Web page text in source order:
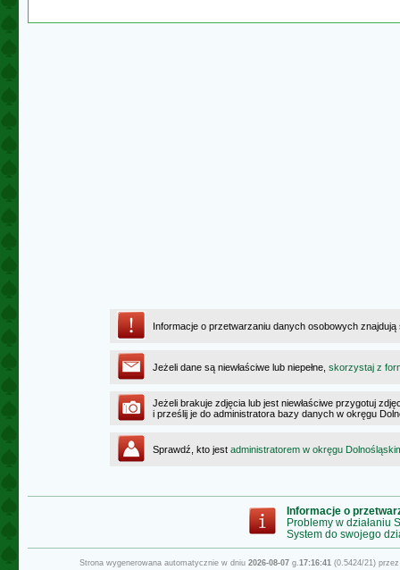
Informacje o przetwarzaniu danych osobowych
Jeżeli dane są niewłaściwe lub niepełne, skorzystaj z
Jeżeli brakuje zdjęcia lub jest niewłaściwe przygotuj
i prześlij je do administratora bazy danych w okręgu
Sprawdź, kto jest administratorem w okręgu
Informacje o
Problemy w działaniu
System do swojego
Strona wygenerowana automatycznie w dniu 2026-08-07g.17:16:41(0.5424/21)